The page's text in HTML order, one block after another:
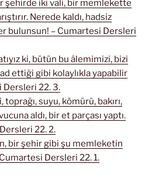
şehirde iki vali, bir memlekette
Nerede kaldı, hadsiz
bulunsun! – Cumartesi Dersleri
ki, bütün bu âlemimizi, bizi
ettiği gibi kolaylıkla yapabilir
Dersleri 22. 3.
suyu, kömürü, bakırı,
aldı, bir et parçası yaptı.
22. 2.
bir şehir gibi şu memleketin
Dersleri 22. 1.